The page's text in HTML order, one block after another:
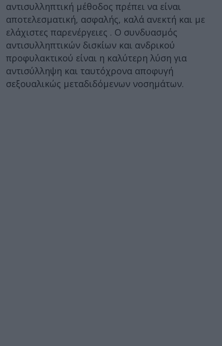
αντισυλληπτική μέθοδος πρέπει να είναι
αποτελεσματική, ασφαλής, καλά ανεκτή και με
ελάχιστες παρενέργειες . Ο συνδυασμός
αντισυλληπτικών δισκίων και ανδρικού
προφυλακτικού είναι η καλύτερη λύση για
αντισύλληψη και ταυτόχρονα αποφυγή
σεξουαλικώς μεταδιδόμενων νοσημάτων.